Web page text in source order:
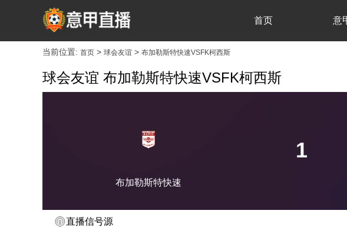
首页 意
当前位置: 首页 > 球会友谊 > 布加勒斯特快速VSFK柯西斯
球会友谊 布加勒斯特快速VSFK柯西斯
布加勒斯特快速
1
直播信号源